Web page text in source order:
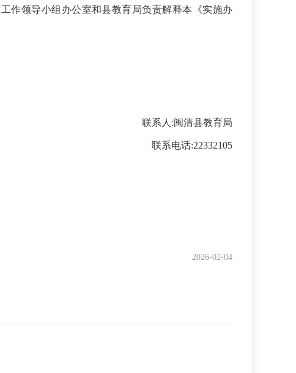
作领导小组办公室和县教育局负责解释本 《实施办
联系人 :闽清县教育局
联系电话:22332105
2026-02-04